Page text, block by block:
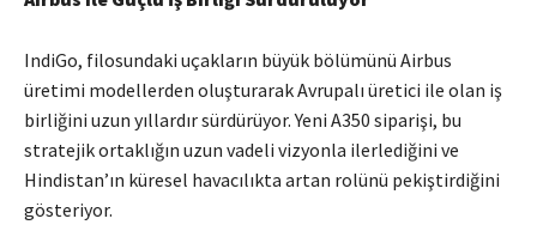
IndiGo, filosundaki uçakların büyük bölümünü Airbus
üretimi modellerden oluşturarak Avrupalı üretici ile olan iş
birliğini uzun yıllardır sürdürüyor. Yeni A350 siparişi, bu
stratejik ortaklığın uzun vadeli vizyonla ilerlediğini ve
Hindistan’ın küresel havacılıkta artan rolünü pekiştirdiğini
gösteriyor.